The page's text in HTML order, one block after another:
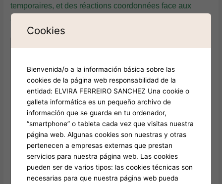
temporaires, et des réactions coordonnées face aux
actions du joueur.
Élément
Description & Application en
Navigation
spatiale
Les poissons suivent des
trajectoires influencées par le
courant et la topographie sous-
marine, reproduites par
algorithmes de mouvement
directionnel et aléatoire
contrôlé.
Dans les jeux, signaux
invisibles influencent la
Cookies
Bienvenida/o a la información básica sobre las
cookies de la página web responsabilidad de la
entidad: ELVIRA FERREIRO SANCHEZ Una cookie o
galleta informática es un pequeño archivo de
información que se guarda en tu ordenador,
“smartphone” o tableta cada vez que visitas nuestra
página web. Algunas cookies son nuestras y otras
pertenecen a empresas externas que prestan
servicios para nuestra página web. Las cookies
pueden ser de varios tipos: las cookies técnicas son
necesarias para que nuestra página web pueda